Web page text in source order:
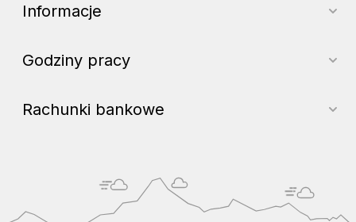
Informacje
Godziny pracy
Rachunki bankowe